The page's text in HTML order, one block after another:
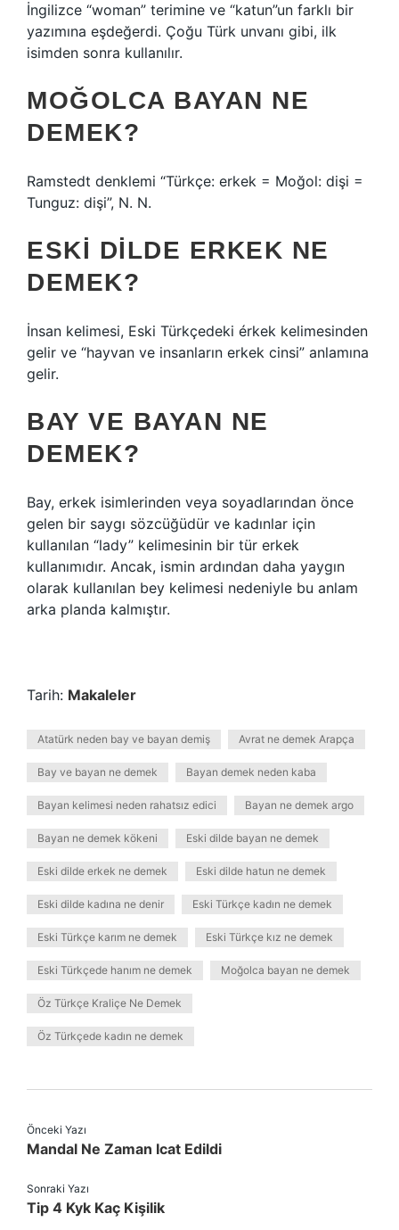
İngilizce “woman” terimine ve “katun”un farklı bir
yazımına eşdeğerdi. Çoğu Türk unvanı gibi, ilk
isimden sonra kullanılır.
MOĞOLCA BAYAN NE
DEMEK?
Ramstedt denklemi “Türkçe: erkek = Moğol: dişi =
Tunguz: dişi”, N. N.
ESKI DILDE ERKEK NE
DEMEK?
İnsan kelimesi, Eski Türkçedeki érkek kelimesinden
gelir ve “hayvan ve insanların erkek cinsi” anlamına
gelir.
BAY VE BAYAN NE
DEMEK?
Bay, erkek isimlerinden veya soyadlarından önce
gelen bir saygı sözcüğüdür ve kadınlar için
kullanılan “lady” kelimesinin bir tür erkek
kullanımıdır. Ancak, ismin ardından daha yaygın
olarak kullanılan bey kelimesi nedeniyle bu anlam
arka planda kalmıştır.
Tarih: Makaleler
Atatürk neden bay ve bayan demiş Avrat ne demek Arapça
Bay ve bayan ne demek Bayan demek neden kaba
Bayan kelimesi neden rahatsız edici Bayan ne demek argo
Bayan ne demek kökeni Eski dilde bayan ne demek
Eski dilde erkek ne demek Eski dilde hatun ne demek
Eski dilde kadına ne denir Eski Türkçe kadın ne demek
Eski Türkçe karım ne demek Eski Türkçe kız ne demek
Eski Türkçede hanım ne demek Moğolca bayan ne demek
Öz Türkçe Kraliçe Ne Demek
Öz Türkçede kadın ne demek
Önceki Yazı
Mandal Ne Zaman Icat Edildi
Sonraki Yazı
Tip 4 Kyk Kaç Kişilik